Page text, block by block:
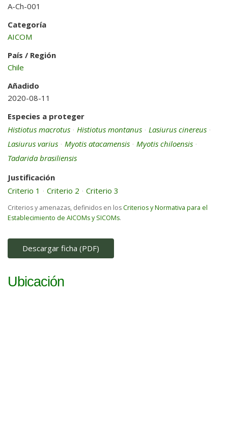
A-Ch-001
Categoría
AICOM
País / Región
Chile
Añadido
2020-08-11
Especies a proteger
Histiotus macrotus · Histiotus montanus · Lasiurus cinereus ·
Lasiurus varius · Myotis atacamensis · Myotis chiloensis ·
Tadarida brasiliensis
Justificación
Criterio 1 · Criterio 2 · Criterio 3
Criterios y amenazas, definidos en los Criterios y Normativa para el
Establecimiento de AICOMs y SICOMs.
Descargar ficha (PDF)
Ubicación